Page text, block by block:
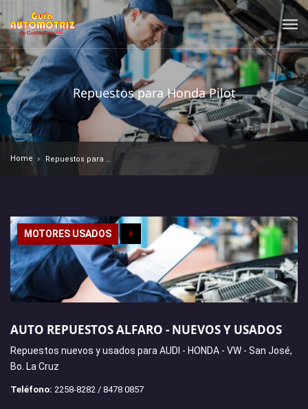
Repuestos para Honda Pilot
Home
MOTORES USADOS +
AUTO REPUESTOS ALFARO - NUEVOS Y USADOS
Repuestos nuevos y usados para AUDI - HONDA - VW - San José,
Bo. La Cruz
Teléfono: 2258-8282 / 8478 0857